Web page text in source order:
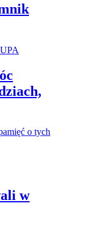
w